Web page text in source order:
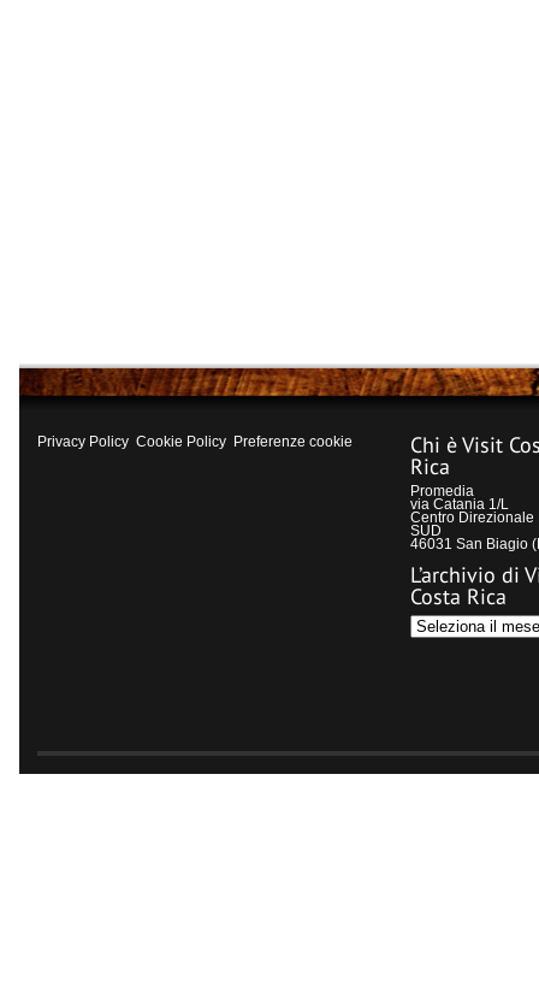
Privacy Policy Cookie Policy Preferenze cookie Chi è Visit
Rica
Promedia
via Catania 1/L
Centro Direzionale
SUD
46031 San Biagio
L’archivio di
Costa Rica
L’archivio
di